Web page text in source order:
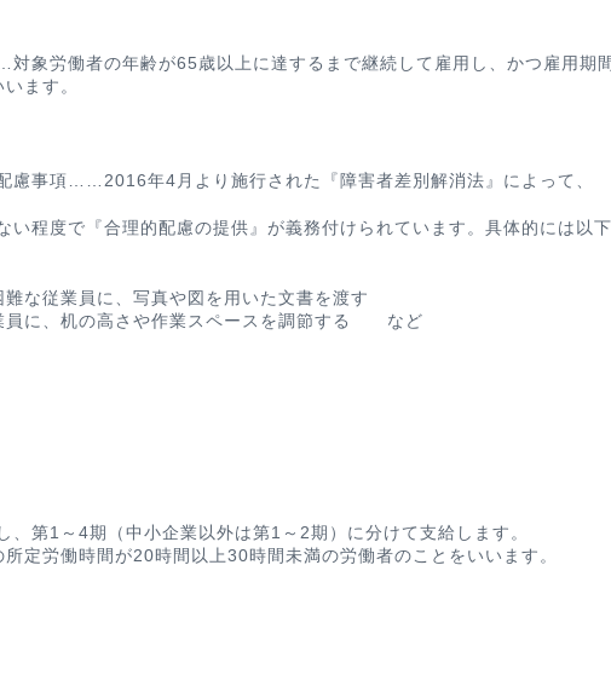
象労働者の年齢が65歳以上に達するまで継続して雇用し、かつ雇用期
ます。
慮事項……2016年4月より施行された『障害者差別解消法』によって、
い程度で『合理的配慮の提供』が義務付けられています。具体的には以
難な従業員に、写真や図を用いた文書を渡す
員に、机の高さや作業スペースを調節する など
第1～4期（中小企業以外は第1～2期）に分けて支給します。
定労働時間が20時間以上30時間未満の労働者のことをいいます。